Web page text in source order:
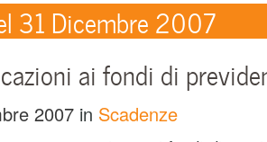
31 Dicembre 2007
ai fondi di
2007 in Scadenze